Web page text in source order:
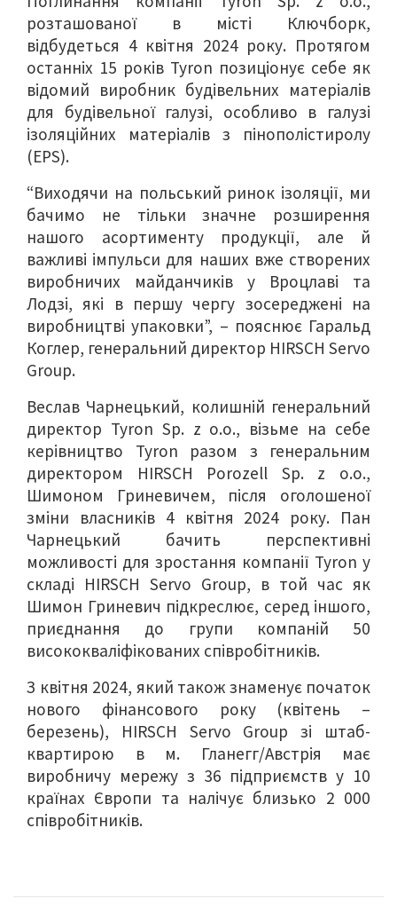
розташованої в місті Ключборк,
відбудеться 4 квітня 2024 року. Протягом
останніх 15 років Tyron позиціонує себе як
відомий виробник будівельних матеріалів
для будівельної галузі, особливо в галузі
ізоляційних матеріалів з пінополістиролу
(EPS).
“Виходячи на польський ринок ізоляції, ми
бачимо не тільки значне розширення
нашого асортименту продукції, але й
важливі імпульси для наших вже створених
виробничих майданчиків у Вроцлаві та
Лодзі, які в першу чергу зосереджені на
виробництві упаковки”, – пояснює Гаральд
Коглер, генеральний директор HIRSCH Servo
Group.
Веслав Чарнецький, колишній генеральний
директор Tyron Sp. z o.o., візьме на себе
керівництво Tyron разом з генеральним
директором HIRSCH Porozell Sp. z o.o.,
Шимоном Гриневичем, після оголошеної
зміни власників 4 квітня 2024 року. Пан
Чарнецький бачить перспективні
можливості для зростання компанії Tyron у
складі HIRSCH Servo Group, в той час як
Шимон Гриневич підкреслює, серед іншого,
приєднання до групи компаній 50
висококваліфікованих співробітників.
З квітня 2024, який також знаменує початок
нового фінансового року (квітень –
березень), HIRSCH Servo Group зі штаб-
квартирою в м. Гланегг/Австрія має
виробничу мережу з 36 підприємств у 10
країнах Європи та налічує близько 2 000
співробітників.